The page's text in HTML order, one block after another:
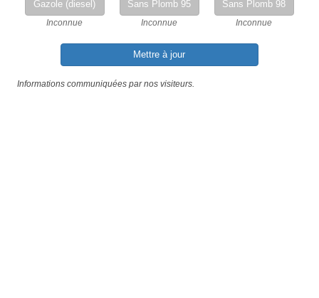
Gazole (diesel)
Inconnue
Sans Plomb 95
Inconnue
Sans Plomb 98
Inconnue
Mettre à jour
Informations communiquées par nos visiteurs.